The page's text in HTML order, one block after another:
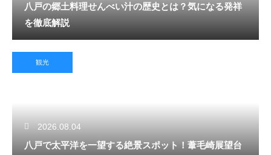
八戸の郷土料理せんべい汁の歴史とは？気になる発祥
を徹底解説
観光
2026.08.04
八戸で太平洋を一望する絶景スポット！葦毛崎展望台